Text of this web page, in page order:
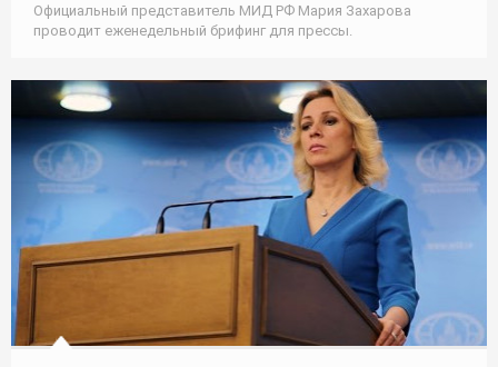
Официальный представитель МИД РФ Мария Захарова
проводит еженедельный брифинг для прессы.